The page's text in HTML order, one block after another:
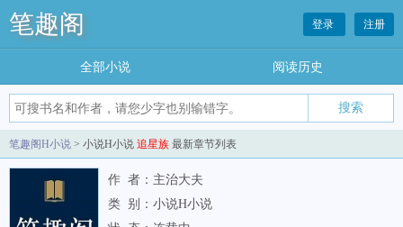
笔趣阁 登录 注册
全部小说 阅读历史
笔趣阁H小说 > 小说H小说 追星族 最新章节列表
作 者：主治大夫
类 别：小说H小说